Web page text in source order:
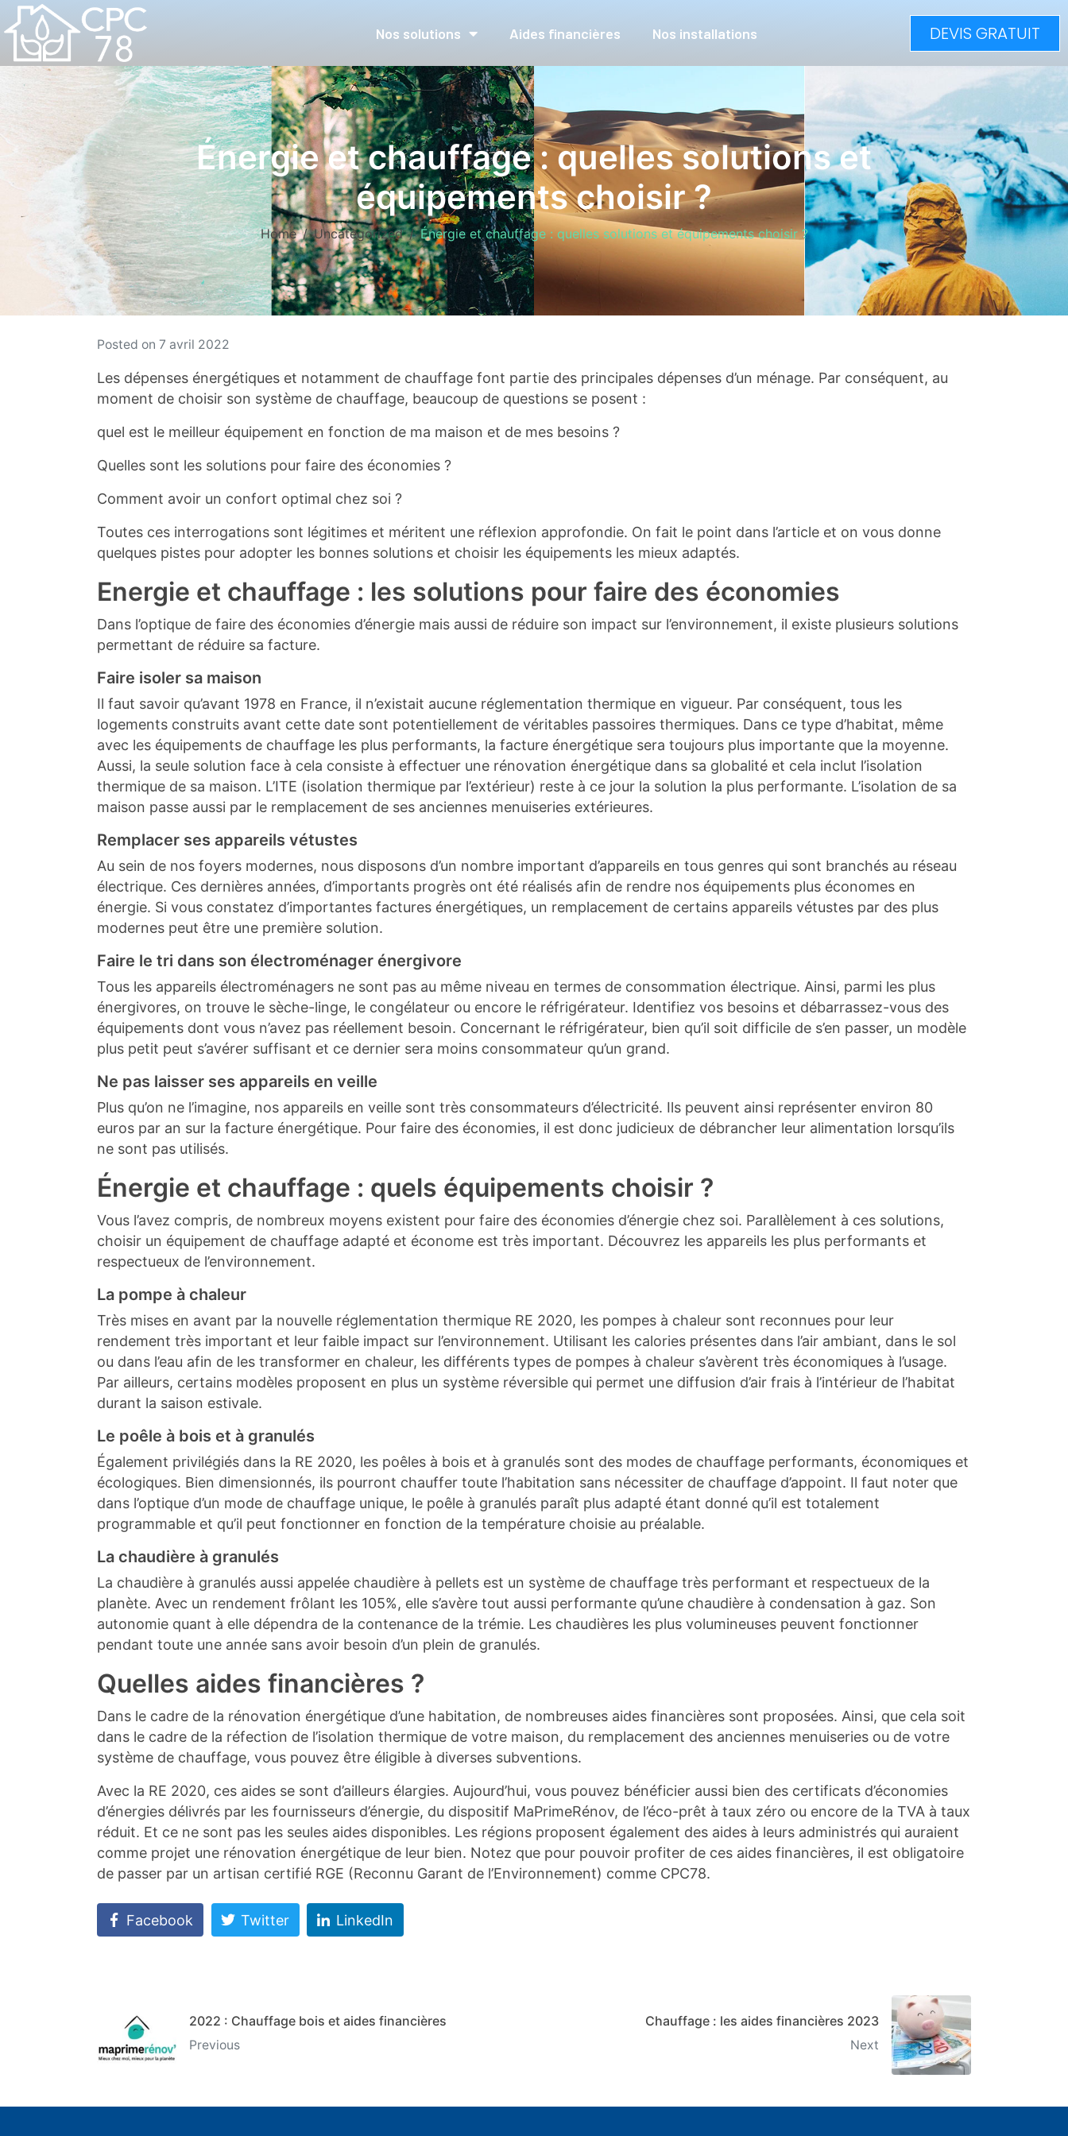
Nos solutions Aides financières Nos installations DEVIS GRATUIT
Énergie et chauffage : quelles solutions et
équipements choisir ?
Home Uncategorized Énergie et chauffage : quelles solutions et équipements choisir ?
Posted on 7 avril 2022
Les dépenses énergétiques et notamment de chauffage font partie des principales dépenses d’un ménage. Par conséquent, au
moment de choisir son système de chauffage, beaucoup de questions se posent :
quel est le meilleur équipement en fonction de ma maison et de mes besoins ?
Quelles sont les solutions pour faire des économies ?
Comment avoir un confort optimal chez soi ?
Toutes ces interrogations sont légitimes et méritent une réflexion approfondie. On fait le point dans l’article et on vous donne
quelques pistes pour adopter les bonnes solutions et choisir les équipements les mieux adaptés.
Energie et chauffage : les solutions pour faire des économies
Dans l’optique de faire des économies d’énergie mais aussi de réduire son impact sur l’environnement, il existe plusieurs solutions
permettant de réduire sa facture.
Faire isoler sa maison
Il faut savoir qu’avant 1978 en France, il n’existait aucune réglementation thermique en vigueur. Par conséquent, tous les
logements construits avant cette date sont potentiellement de véritables passoires thermiques. Dans ce type d’habitat, même
avec les équipements de chauffage les plus performants, la facture énergétique sera toujours plus importante que la moyenne.
Aussi, la seule solution face à cela consiste à effectuer une rénovation énergétique dans sa globalité et cela inclut l’isolation
thermique de sa maison. L’ITE (isolation thermique par l’extérieur) reste à ce jour la solution la plus performante. L’isolation de sa
maison passe aussi par le remplacement de ses anciennes menuiseries extérieures.
Remplacer ses appareils vétustes
Au sein de nos foyers modernes, nous disposons d’un nombre important d’appareils en tous genres qui sont branchés au réseau
électrique. Ces dernières années, d’importants progrès ont été réalisés afin de rendre nos équipements plus économes en
énergie. Si vous constatez d’importantes factures énergétiques, un remplacement de certains appareils vétustes par des plus
modernes peut être une première solution.
Faire le tri dans son électroménager énergivore
Tous les appareils électroménagers ne sont pas au même niveau en termes de consommation électrique. Ainsi, parmi les plus
énergivores, on trouve le sèche-linge, le congélateur ou encore le réfrigérateur. Identifiez vos besoins et débarrassez-vous des
équipements dont vous n’avez pas réellement besoin. Concernant le réfrigérateur, bien qu’il soit difficile de s’en passer, un modèle
plus petit peut s’avérer suffisant et ce dernier sera moins consommateur qu’un grand.
Ne pas laisser ses appareils en veille
Plus qu’on ne l’imagine, nos appareils en veille sont très consommateurs d’électricité. Ils peuvent ainsi représenter environ 80
euros par an sur la facture énergétique. Pour faire des économies, il est donc judicieux de débrancher leur alimentation lorsqu’ils
ne sont pas utilisés.
Énergie et chauffage : quels équipements choisir ?
Vous l’avez compris, de nombreux moyens existent pour faire des économies d’énergie chez soi. Parallèlement à ces solutions,
choisir un équipement de chauffage adapté et économe est très important. Découvrez les appareils les plus performants et
respectueux de l’environnement.
La pompe à chaleur
Très mises en avant par la nouvelle réglementation thermique RE 2020, les pompes à chaleur sont reconnues pour leur
rendement très important et leur faible impact sur l’environnement. Utilisant les calories présentes dans l’air ambiant, dans le sol
ou dans l’eau afin de les transformer en chaleur, les différents types de pompes à chaleur s’avèrent très économiques à l’usage.
Par ailleurs, certains modèles proposent en plus un système réversible qui permet une diffusion d’air frais à l’intérieur de l’habitat
durant la saison estivale.
Le poêle à bois et à granulés
Également privilégiés dans la RE 2020, les poêles à bois et à granulés sont des modes de chauffage performants, économiques et
écologiques. Bien dimensionnés, ils pourront chauffer toute l’habitation sans nécessiter de chauffage d’appoint. Il faut noter que
dans l’optique d’un mode de chauffage unique, le poêle à granulés paraît plus adapté étant donné qu’il est totalement
programmable et qu’il peut fonctionner en fonction de la température choisie au préalable.
La chaudière à granulés
La chaudière à granulés aussi appelée chaudière à pellets est un système de chauffage très performant et respectueux de la
planète. Avec un rendement frôlant les 105%, elle s’avère tout aussi performante qu’une chaudière à condensation à gaz. Son
autonomie quant à elle dépendra de la contenance de la trémie. Les chaudières les plus volumineuses peuvent fonctionner
pendant toute une année sans avoir besoin d’un plein de granulés.
Quelles aides financières ?
Dans le cadre de la rénovation énergétique d’une habitation, de nombreuses aides financières sont proposées. Ainsi, que cela soit
dans le cadre de la réfection de l’isolation thermique de votre maison, du remplacement des anciennes menuiseries ou de votre
système de chauffage, vous pouvez être éligible à diverses subventions.
Avec la RE 2020, ces aides se sont d’ailleurs élargies. Aujourd’hui, vous pouvez bénéficier aussi bien des certificats d’économies
d’énergies délivrés par les fournisseurs d’énergie, du dispositif MaPrimeRénov, de l’éco-prêt à taux zéro ou encore de la TVA à taux
réduit. Et ce ne sont pas les seules aides disponibles. Les régions proposent également des aides à leurs administrés qui auraient
comme projet une rénovation énergétique de leur bien. Notez que pour pouvoir profiter de ces aides financières, il est obligatoire
de passer par un artisan certifié RGE (Reconnu Garant de l’Environnement) comme CPC78.
Facebook Twitter LinkedIn
2022 : Chauffage bois et aides financières
Previous
Chauffage : les aides financières 2023
Next